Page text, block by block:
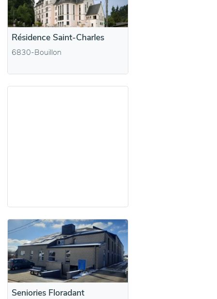
Résidence Saint-Charles
6830-Bouillon
Seniories Floradant